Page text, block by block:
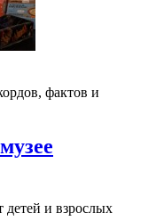
фактов и
и взрослых